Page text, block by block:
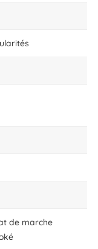
de marche